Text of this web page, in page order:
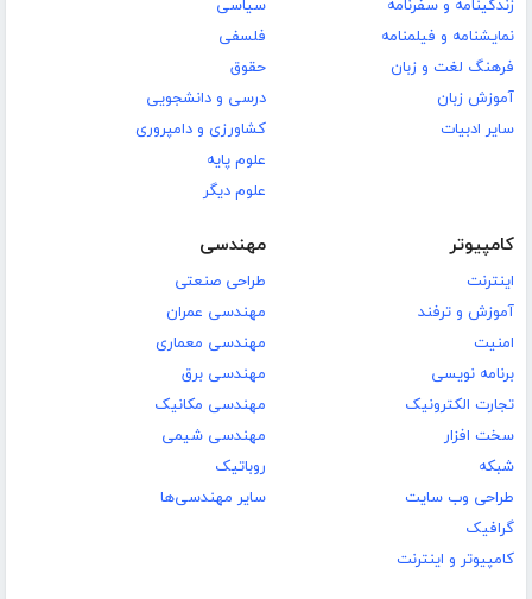
زندگینامه و سفرنامه
نمایشنامه و فیلمنامه
فرهنگ لغت و زبان
آموزش زبان
سایر ادبیات
سیاسی
فلسفی
حقوق
درسی و دانشجویی
کشاورزی و دامپروری
علوم پایه
علوم دیگر
کامپیوتر
اینترنت
آموزش و ترفند
امنیت
برنامه نویسی
تجارت الکترونیک
سخت افزار
شبکه
طراحی وب سایت
گرافیک
کامپیوتر و اینترنت
مهندسی
طراحی صنعتی
مهندسی عمران
مهندسی معماری
مهندسی برق
مهندسی مکانیک
مهندسی شیمی
روباتیک
سایر مهندسی‌ها